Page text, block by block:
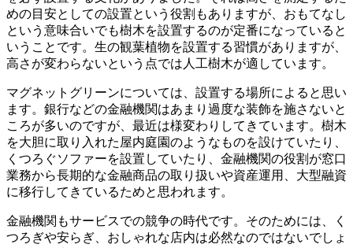
めの目安としての設置という役割もありますが、おもてなし
という意味合いでも樹木を設置するのが定番になっていると
いうことです。生の観葉植物を設置する習慣がありますが、
高さが変わらないという点では人工樹木が適しています。
マグネットグリーンについては、設置する場所によると思い
ます。銀行などの金融機関はあまり過度な装飾を施さないと
ころが多いのですが、最近は様変わりしてきています。樹木
を大胆に取り入れた屋内庭園のようなものを設けていたり、
くつろぐソファーを設置していたり、金融機関の役割が窓口
業務から長期的な金融商品の取り扱いや資産運用、大型融資
に移行してきているためと思われます。
金融機関もサービスでの競争の時代です。そのためには、く
つろぎや安らぎ、おしゃれな店内は必然なのではないでしょ